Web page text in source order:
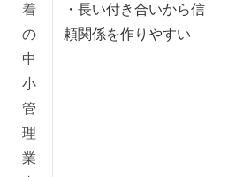
着
の
中
小
管
理
業
・長い付き合いから信
頼関係を作りやすい